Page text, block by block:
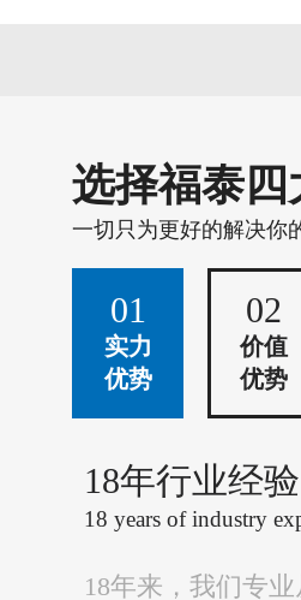
选择福泰四
一切只为更好的解决你
01
实力
优势
02
价值
优势
18年行业经
18 years of industry
18年来，我们专